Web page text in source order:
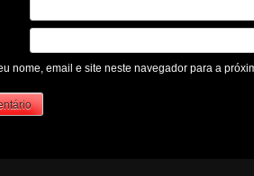
nome, email e site neste navegador para a